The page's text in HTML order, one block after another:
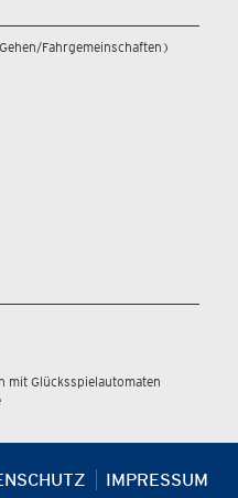
Fahrgemeinschaften)
mit Glücksspielautomaten
IMPRESSUM